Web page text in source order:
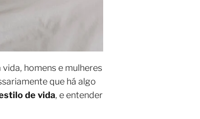
homens e mulheres
que há algo
de vida, e entender